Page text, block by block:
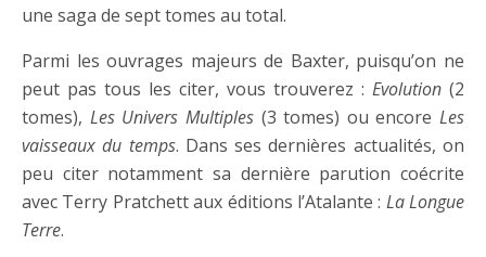
une saga de sept tomes au total.
Parmi les ouvrages majeurs de Baxter, puisqu’on ne
peut pas tous les citer, vous trouverez : Evolution (2
tomes), Les Univers Multiples(3 tomes) ou encore Les
vaisseaux du temps. Dans ses dernières actualités, on
peu citer notamment sa dernière parution coécrite
avec Terry Pratchett aux éditions l’Atalante : La Longue
Terre.